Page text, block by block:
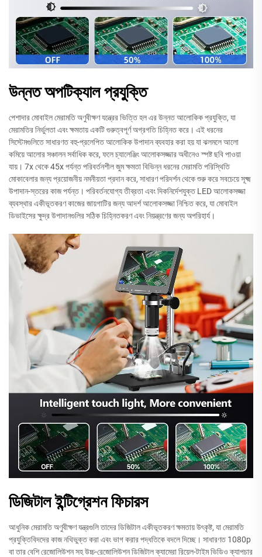
উন্নত অপটিক্যাল প্রযুক্তি
পেশাদার মোবাইল মেরামতি অণুবীক্ষণ যন্ত্রের ভিত্তি হল এর উন্নত আলোকিক প্রযুক্তি, যা
মেরামতির নির্ভুলতা এবং ক্ষমতায় একটি গুরুত্বপূর্ণ অগ্রগতি চিহ্নিত করে। এই ধরনের
সিস্টেমগুলিতে সাধারণত বহু-প্রলেপিত আলোকিক উপাদান ব্যবহার করা হয় যা ঝলমলে আলো
কমিয়ে আলোর সঞ্চালন সর্বাধিক করে, ফলে চ্যালেঞ্জিং আলোকসজ্জার অধীনেও স্পষ্ট ছবি পাওয়া
যায়। 7x থেকে 45x পর্যন্ত পরিবর্তনশীল জুম ক্ষমতা বিভিন্ন ধরনের মেরামতি পরিস্থিতি
মোকাবেলার জন্য প্রয়োজনীয় নমনীয়তা প্রদান করে, সাধারণ পরিদর্শন থেকে শুরু করে সবচেয়ে সূক্ষ্ম
উপাদান-স্তরের কাজ পর্যন্ত। পরিবর্তনযোগ্য তীব্রতা এবং দিকনির্দেশযুক্ত LED আলোকসজ্জা
ব্যবস্থার একীভূতকরণ কাজের জায়গাটির জন্য আদর্শ আলোকসজ্জা নিশ্চিত করে, যা মোবাইল
ডিভাইসের ক্ষুদ্র উপাদানগুলির সঠিক চিহ্নিতকরণ এবং নিয়ন্ত্রণের জন্য অপরিহার্য।
ডিজিটাল ইন্টিগ্রেশন ফিচারস
আধুনিক মেরামতি অণুবীক্ষণ যন্ত্রগুলি তাদের ডিজিটাল একীভূতকরণ ক্ষমতায় উৎকৃষ্ট, যা মেরামতি
প্রযুক্তিবিদদের কাজ নথিভুক্ত করা এবং ভাগ করার পদ্ধতিকে বদলে দিচ্ছে। সাধারণত 1080p
বা তার বেশি রেজোলিউশন সহ উচ্চ-রেজোলিউশন ডিজিটাল ক্যামেরা রিয়েল-টাইম ভিডিও ক্যাপচার